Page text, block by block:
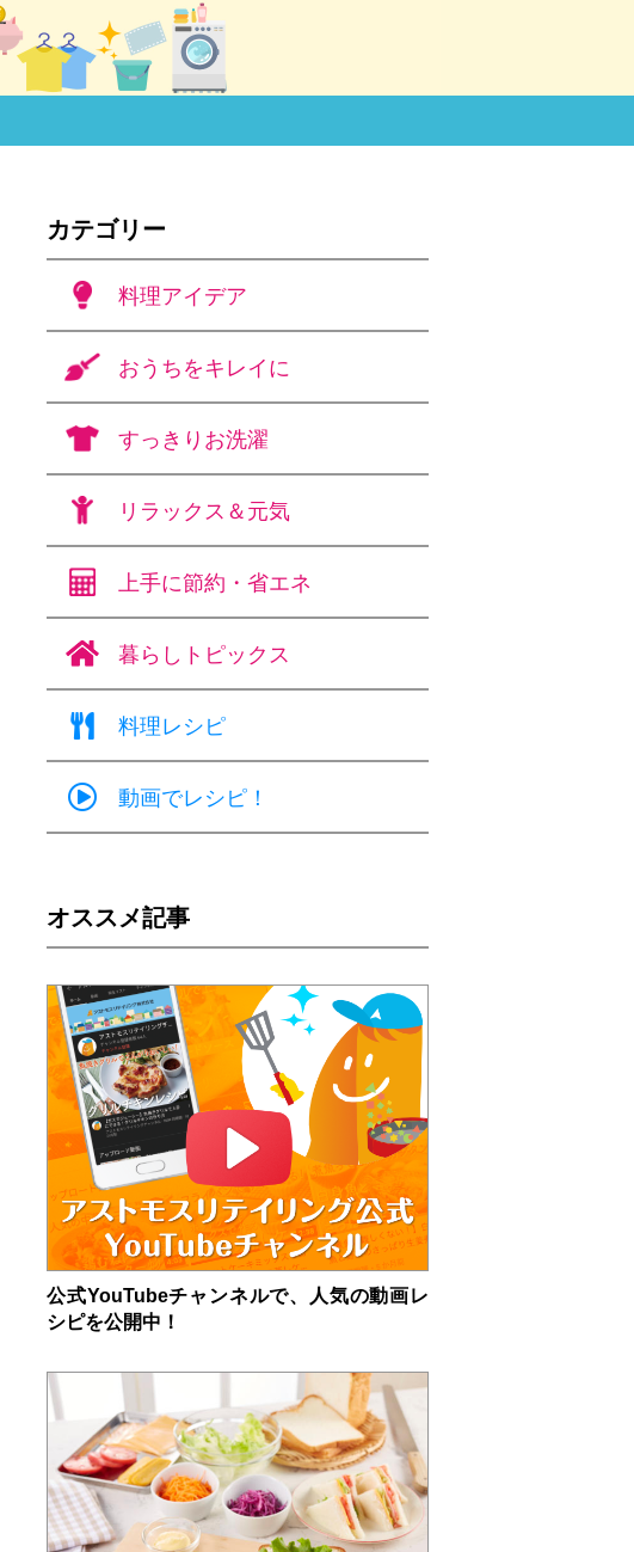
カテゴリー
料理アイデア
おうちをキレイに
すっきりお洗濯
リラックス＆元気
上手に節約・省エネ
暮らしトピックス
料理レシピ
動画でレシピ！
オススメ記事
公式YouTubeチャンネルで、人気の動画レ
シピを公開中！